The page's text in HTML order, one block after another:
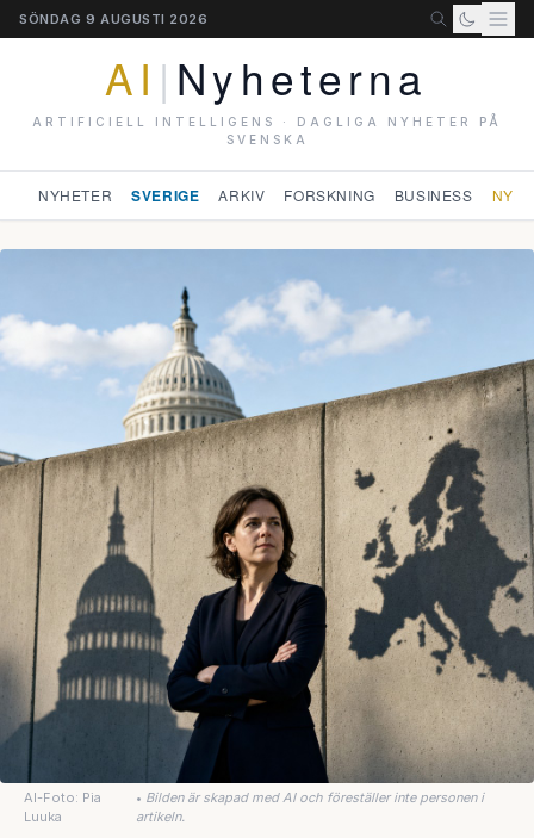
SÖNDAG 9 AUGUSTI 2026
AI | Nyheterna
ARTIFICIELL INTELLIGENS · DAGLIGA NYHETER PÅ
SVENSKA
NYHETER SVERIGE ARKIV FORSKNING BUSINESS
AI-Foto: Pia
Luuka
• Bilden är skapad med AI och föreställer inte personen i
artikeln.